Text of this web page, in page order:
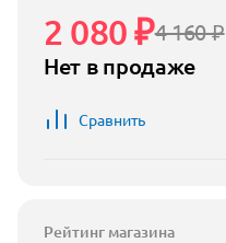
4 160 ₽
2 080 ₽
Нет в продаже
Сравнить
Рейтинг магазина